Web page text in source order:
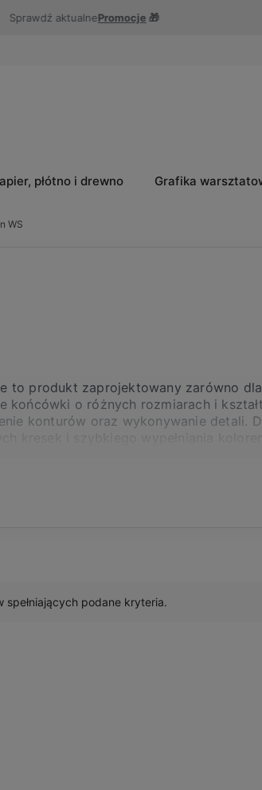
płótno i drewno Grafika
WS
to produkt zaprojektowany zarówno
o różnych rozmiarach i
konturów oraz wykonywanie detali.
jednorodne mieszanie barw.
spełniających podane kryteria.